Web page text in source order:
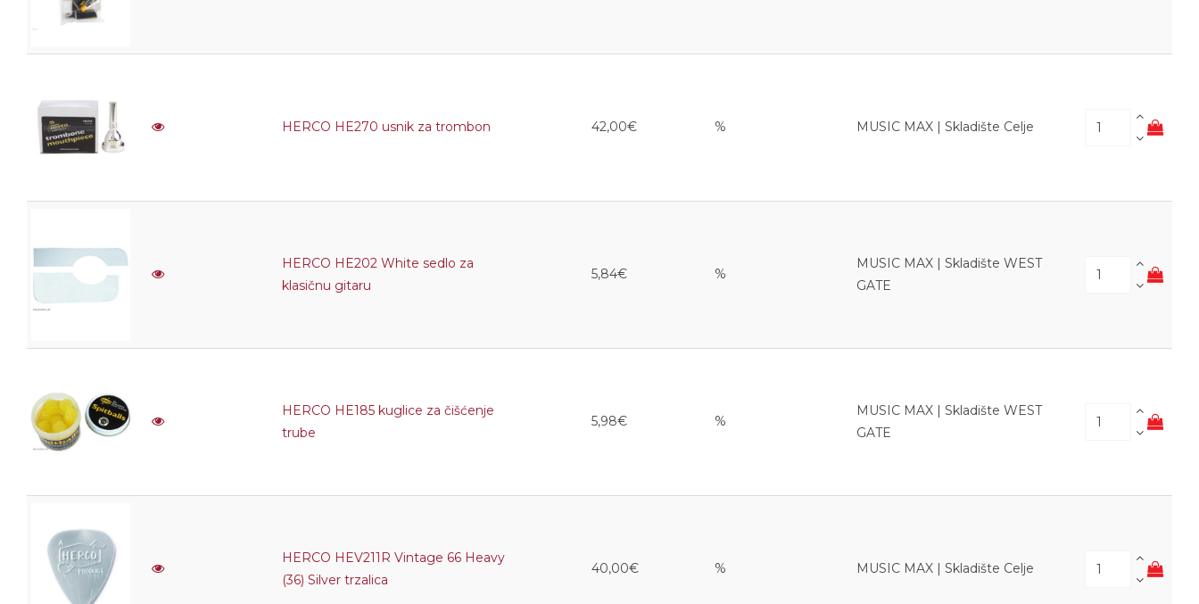
HERCO HE270 usnik za trombon 42,00€ % MUSIC MAX | Skladište Celje
HERCO HE202 White sedlo za
klasičnu gitaru
5,84€ %
MUSIC MAX | Skladište WEST
GATE
HERCO HE185 kuglice za čišćenje
trube
5,98€ %
MUSIC MAX | Skladište WEST
GATE
HERCO HEV211R Vintage 66 Heavy
(36) Silver trzalica
40,00€ % MUSIC MAX | Skladište Celje